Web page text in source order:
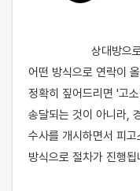
어떤 방식으로 연락이
정확히 짚어드리면 '고
송달되는 것이 아니라,
수사를 개시하면서 피
방식으로 절차가 진행됩